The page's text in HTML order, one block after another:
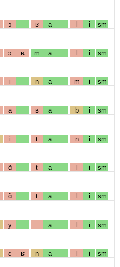
ɔ ʁ a l i sm
ɔ ʁ m a l i sm
i n a m i sm
a ʁ a b i sm
i t a n i sm
ɑ̃ t a l i sm
ɑ̃ t a l i sm
y a l i sm
ɛ ʁ n a l i sm